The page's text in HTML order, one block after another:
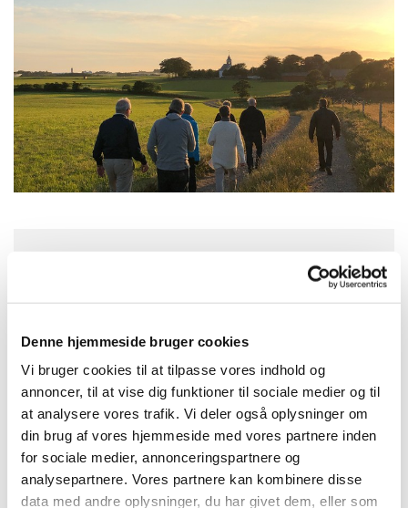
Denne hjemmeside bruger cookies
Vi bruger cookies til at tilpasse vores indhold og
annoncer, til at vise dig funktioner til sociale medier og til
at analysere vores trafik. Vi deler også oplysninger om
din brug af vores hjemmeside med vores partnere inden
for sociale medier, annonceringspartnere og
analysepartnere. Vores partnere kan kombinere disse
data med andre oplysninger, du har givet dem, eller som
Tirsdag 18. august 2026, kl. 18:30
Vi mødes ved Tippi Klosterhede ved
Skovlegepladsen/Hundeskoven, på
Kobbelhøjevejen. Vi starter med en sandwich, der
kan bestilles hos Karin Ravnholt på tlf/sms 61 54
86 09 senest 11/8. Man skal selv medbringe
drikkevarer. Samvær om forskellige aktiviteter